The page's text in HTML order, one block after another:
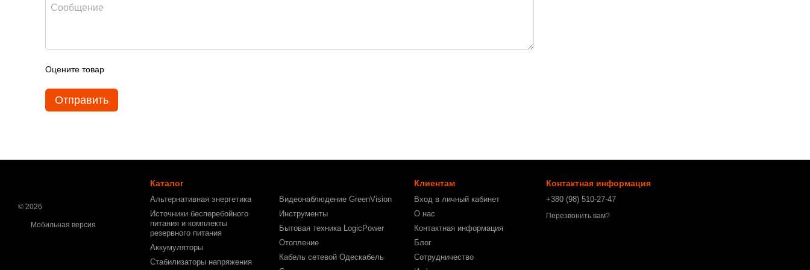
Оцените товар
Отправить
© 2026
Мобильная версия
Каталог
Альтернативная энергетика
Источники бесперебойного
питания и комплекты
резервного питания
Аккумуляторы
Стабилизаторы напряжения
Видеонаблюдение GreenVision
Инструменты
Бытовая техника LogicPower
Отопление
Кабель сетевой Одескабель
Клиентам
Вход в личный кабинет
О нас
Контактная информация
Блог
Сотрудничество
Контактная информация
+380 (98) 510-27-47
Перезвонить вам?